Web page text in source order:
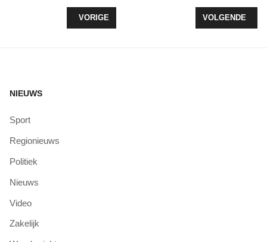
VORIG ARTIKEL: BELEEF PUUR ZEEWOLDE
VORIGE VOLGENDE
VOLGENDE
NIEUWS
Sport
Regionieuws
Politiek
Nieuws
Video
Zakelijk